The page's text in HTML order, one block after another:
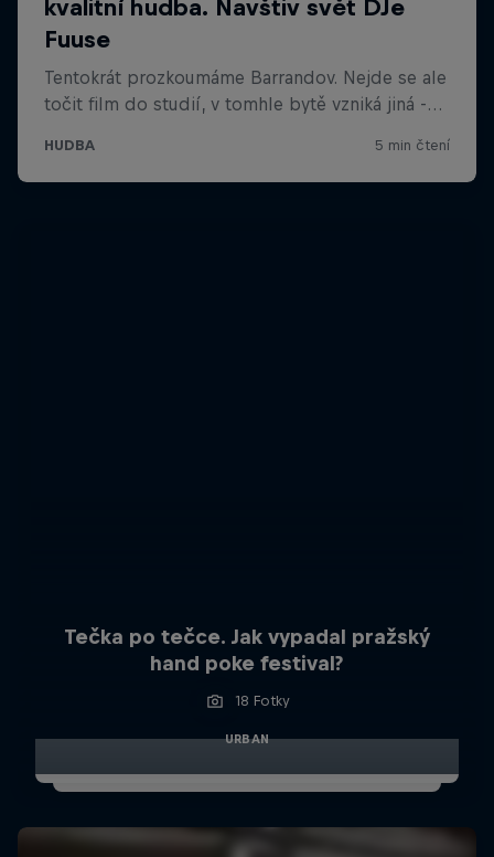
Tečka po tečce. Jak vypadal pražský
hand poke festival?
18 Fotky
URBAN